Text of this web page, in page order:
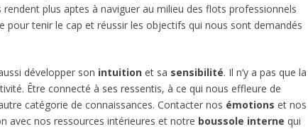
rendent plus aptes à naviguer au milieu des flots professionnels
pour tenir le cap et réussir les objectifs qui nous sont demandés
développer son intuition et sa sensibilité. Il n’y a pas que la
Être connecté à ses ressentis, à ce qui nous effleure de
catégorie de connaissances. Contacter nos émotions et nos
avec nos ressources intérieures et notre boussole interne qui